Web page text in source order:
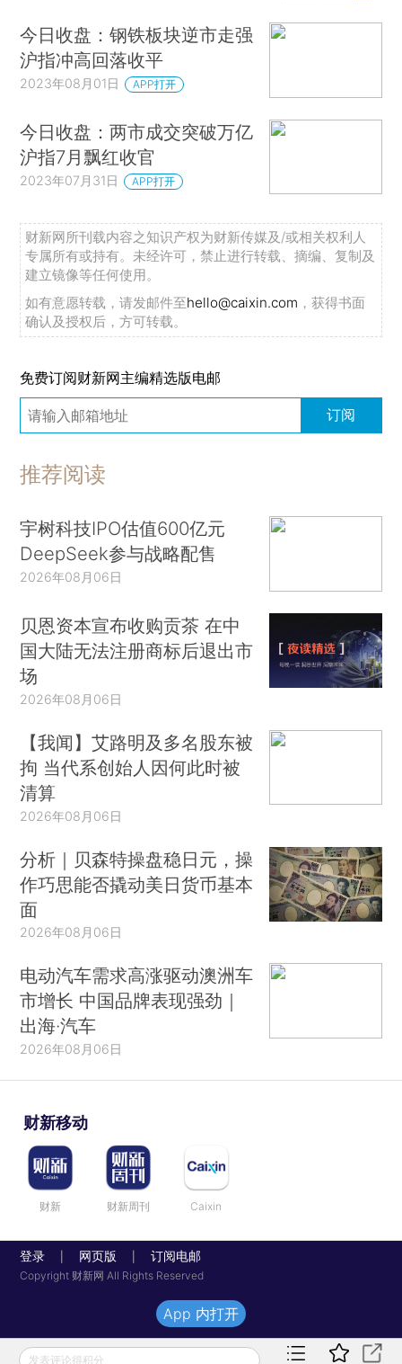
今日收盘：钢铁板块逆市走强
沪指冲高回落收平
2023年08月01日 APP打开
今日收盘：两市成交突破万亿
沪指7月飘红收官
2023年07月31日 APP打开
财新网所刊载内容之知识产权为财新传媒及/或相关权利人
专属所有或持有。未经许可，禁止进行转载、摘编、复制及
建立镜像等任何使用。
如有意愿转载，请发邮件至hello@caixin.com ，获得书面
确认及授权后，方可转载。
免费订阅财新网主编精选版电邮
订阅
推荐阅读
宇树科技IPO估值600亿元
DeepSeek参与战略配售
2026年08月06日
贝恩资本宣布收购贡茶 在中
国大陆无法注册商标后退出市
场
2026年08月06日
【我闻】艾路明及多名股东被
拘 当代系创始人因何此时被
清算
2026年08月06日
分析｜贝森特操盘稳日元，操
作巧思能否撬动美日货币基本
面
2026年08月06日
电动汽车需求高涨驱动澳洲车
市增长 中国品牌表现强劲｜
出海·汽车
2026年08月06日
财新移动
财新 财新周刊 Caixin
登录 网页版 订阅电邮
Copyright 财新网 All Rights Reserved
发表评论得积分
App 内打开